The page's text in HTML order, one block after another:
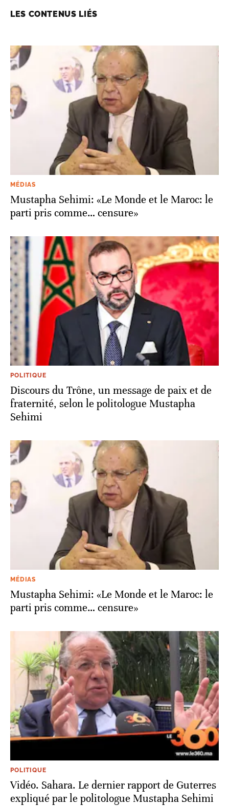
LES CONTENUS LIÉS
MÉDIAS
Mustapha Sehimi: «Le Monde et le Maroc: le
parti pris comme… censure»
POLITIQUE
Discours du Trône, un message de paix et de
fraternité, selon le politologue Mustapha
Sehimi
MÉDIAS
Mustapha Sehimi: «Le Monde et le Maroc: le
parti pris comme… censure»
POLITIQUE
Vidéo. Sahara. Le dernier rapport de Guterres
expliqué par le politologue Mustapha Sehimi